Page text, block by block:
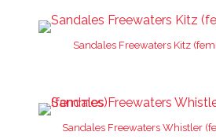
Sandales Freewaters Kitz
Sandales Freewaters Whistler